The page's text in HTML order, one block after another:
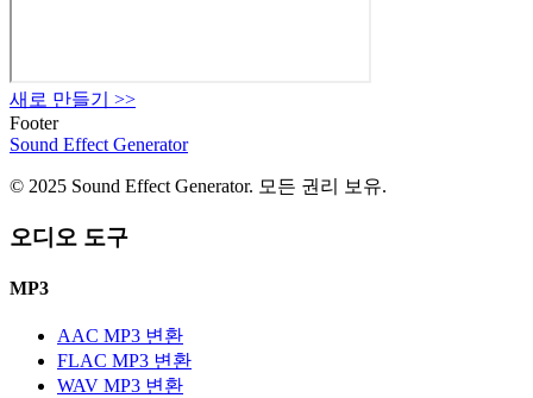
새로 만들기
>>
Footer
Sound Effect Generator
© 2025 Sound Effect Generator. 모든 권리 보유.
오디오 도구
MP3
AAC MP3 변환
FLAC MP3 변환
WAV MP3 변환